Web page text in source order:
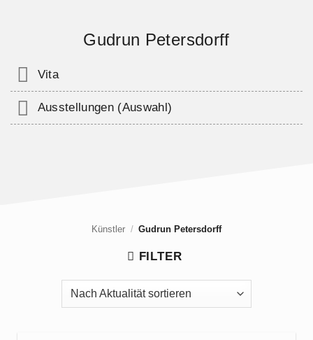
Gudrun Petersdorff
Vita
Ausstellungen (Auswahl)
Künstler / Gudrun Petersdorff
FILTER